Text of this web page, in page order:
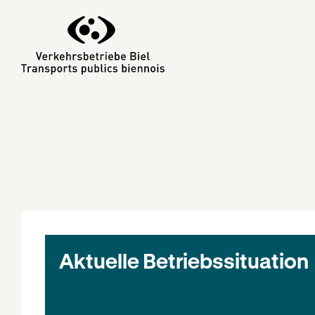
Aktuelle Betriebssituation